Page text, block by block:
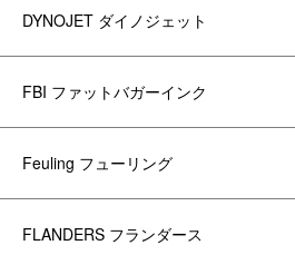
DYNOJET ダイノジェット
FBI ファットバガーインク
Feuling フューリング
FLANDERS フランダース